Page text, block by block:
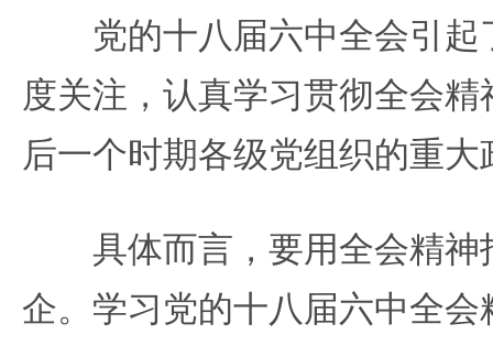
党的十八届六中全会引起
度关注，认真学习贯彻全会
后一个时期各级党组织的重大
具体而言，要用全会精神
企。学习党的十八届六中全